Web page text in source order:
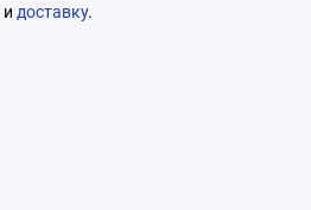
и доставку.